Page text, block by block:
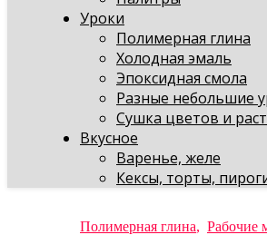
Уроки
Полимерная глина
Холодная эмаль
Эпоксидная смола
Разные небольшие
Сушка цветов и
Вкусное
Варенье, желе
Кексы, торты,
Полимерная глина, Рабочие